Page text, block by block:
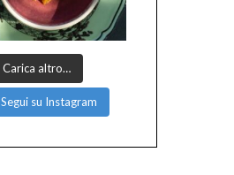
Carica altro…
Segui su Instagram